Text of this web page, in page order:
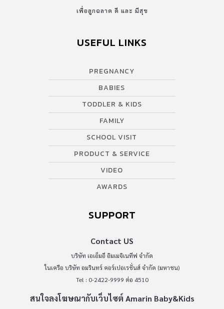
เพื่อลูกฉลาด ดี และ มีสุข
USEFUL LINKS
PREGNANCY
BABIES
TODDLER & KIDS
FAMILY
SCHOOL VISIT
PRODUCT & SERVICE
VIDEO
AWARDS
SUPPORT
Contact US
บริษัท เอเอ็มอี อิมเมจิเนทีฟ จำกัด
ในเครือ บริษัท อมรินทร์ คอร์เปอเรชั่นส์ จำกัด (มหาชน)
Tel : 0-2422-9999 ต่อ 4510
สนใจลงโฆษณากับเว็บไซต์ Amarin Baby&Kids